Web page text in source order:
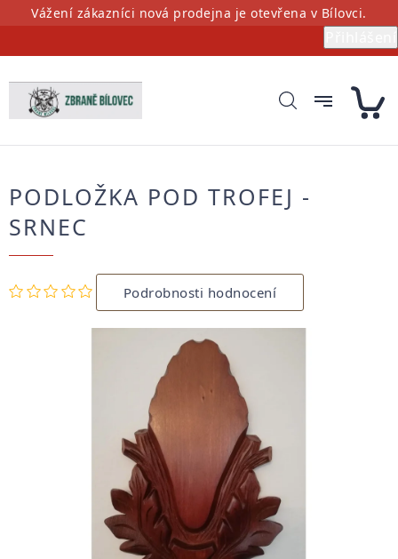
PřejítVážení zákazníci nová prodejna je otevřena v Bílovci.
PODLOŽKA POD TROFEJ -
SRNEC
Průměrné
hodnocení
produktu
je
hvězdiček.
Podrobnosti hodnocení